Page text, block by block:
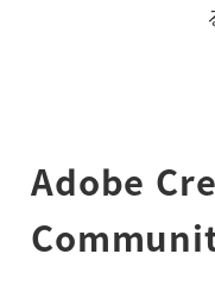
Adobe